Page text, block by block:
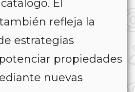
El
refleja la
estrategias
propiedades
nuevas